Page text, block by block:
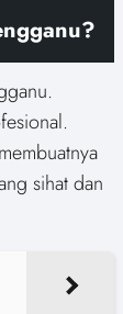
sihat dan